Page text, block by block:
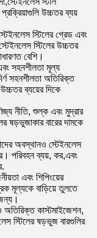
উচ্চতর ব্যয়
স্টিলের গ্রেড এবং
স্টিলের উচ্চতর
বেশি।
সহনশীলতা মূল্য
সহনশীলতা অতিরিক্ত
ব্যয়ের দিকে
নীতি, শুল্ক এবং মুদ্রার
ষড়ভুজাকার বারের দামকে
অবস্থানও স্টেইনলেস
পরিবহন ব্যয়, কর,এবং
এবং শিপিংয়ের
মূল্যকে বাড়িয়ে তুলতে
অতিরিক্ত কাস্টমাইজেশন,
স্টিলের ষড়ভুজ বারগুলির